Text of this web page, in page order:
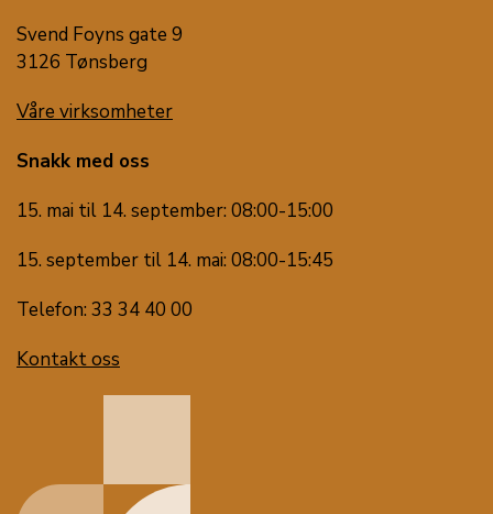
Svend Foyns gate 9
3126 Tønsberg
Våre virksomheter
Snakk med oss
15. mai til 14. september: 08:00-15:00
15. september til 14. mai: 08:00-15:45
Telefon: 33 34 40 00
Kontakt oss